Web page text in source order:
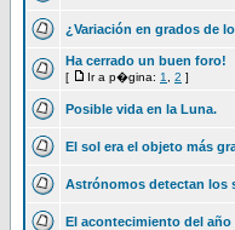
¿Variación en grados de
Ha cerrado un buen foro!
[ Ir a p�gina: 1 2 ]
Posible vida en la Luna.
El sol era el objeto más
Astrónomos detectan los
El acontecimiento del año